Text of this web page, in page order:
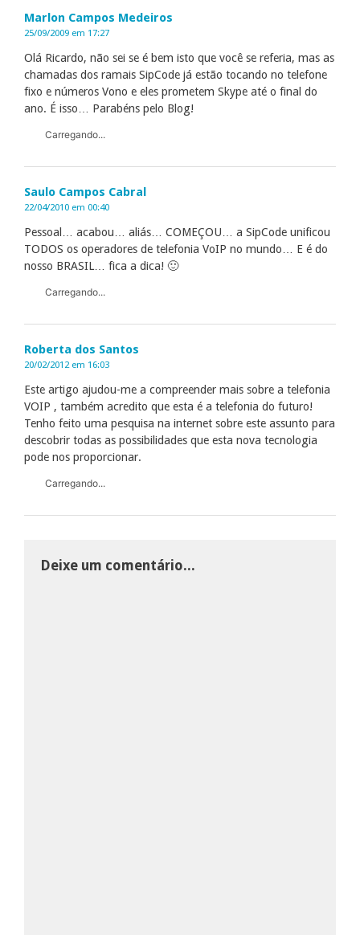
Marlon Campos Medeiros
25/09/2009 em 17:27
Olá Ricardo, não sei se é bem isto que você se referia, mas as
chamadas dos ramais SipCode já estão tocando no telefone
fixo e números Vono e eles prometem Skype até o final do
ano. É isso… Parabéns pelo Blog!
Carregando...
Saulo Campos Cabral
22/04/2010 em 00:40
Pessoal… acabou… aliás… COMEÇOU… a SipCode unificou
TODOS os operadores de telefonia VoIP no mundo… E é do
nosso BRASIL… fica a dica! 🙂
Carregando...
Roberta dos Santos
20/02/2012 em 16:03
Este artigo ajudou-me a compreender mais sobre a telefonia
VOIP , também acredito que esta é a telefonia do futuro!
Tenho feito uma pesquisa na internet sobre este assunto para
descobrir todas as possibilidades que esta nova tecnologia
pode nos proporcionar.
Carregando...
Deixe um comentário...